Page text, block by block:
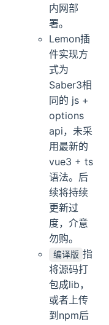
内网部
署。
Lemon插
件实现方
式为
Saber3相
同的 js +
options
api，未采
用最新的
vue3 + ts
语法。后
续将持续
更新过
度，介意
勿购。
编译版 指
将源码打
包成lib，
或者上传
到npm后